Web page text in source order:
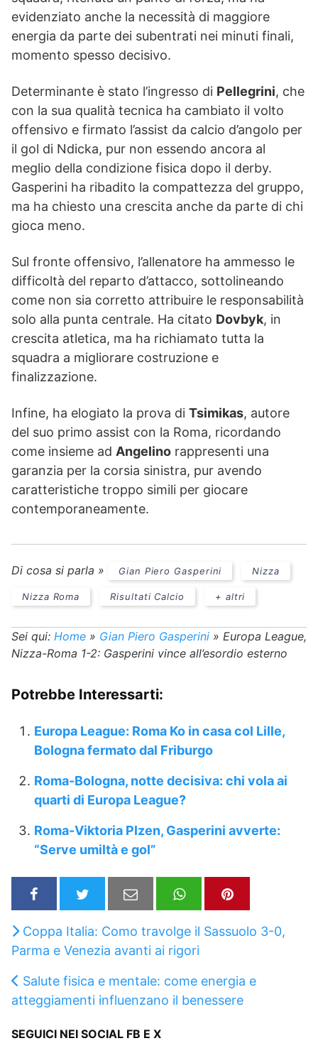
evidenziato anche la necessità di maggiore
energia da parte dei subentrati nei minuti finali,
momento spesso decisivo.
Determinante è stato l’ingresso di Pellegrini, che
con la sua qualità tecnica ha cambiato il volto
offensivo e firmato l’assist da calcio d’angolo per
il gol di Ndicka, pur non essendo ancora al
meglio della condizione fisica dopo il derby.
Gasperini ha ribadito la compattezza del gruppo,
ma ha chiesto una crescita anche da parte di chi
gioca meno.
Sul fronte offensivo, l’allenatore ha ammesso le
difficoltà del reparto d’attacco, sottolineando
come non sia corretto attribuire le responsabilità
solo alla punta centrale. Ha citato Dovbyk, in
crescita atletica, ma ha richiamato tutta la
squadra a migliorare costruzione e
finalizzazione.
Infine, ha elogiato la prova di Tsimikas, autore
del suo primo assist con la Roma, ricordando
come insieme ad Angelino rappresenti una
garanzia per la corsia sinistra, pur avendo
caratteristiche troppo simili per giocare
contemporaneamente.
Di cosa si parla » Gian Piero Gasperini Nizza
Nizza Roma Risultati Calcio + altri
Sei qui: Home » Gian Piero Gasperini » Europa League,
Nizza-Roma 1-2: Gasperini vince all’esordio esterno
Potrebbe Interessarti:
Europa League: Roma Ko in casa col Lille,
Bologna fermato dal Friburgo
Roma-Bologna, notte decisiva: chi vola ai
quarti di Europa League?
Roma-Viktoria Plzen, Gasperini avverte:
“Serve umiltà e gol”
Coppa Italia: Como travolge il Sassuolo 3-0,
Parma e Venezia avanti ai rigori
Salute fisica e mentale: come energia e
atteggiamenti influenzano il benessere
SEGUICI NEI SOCIAL FB E X